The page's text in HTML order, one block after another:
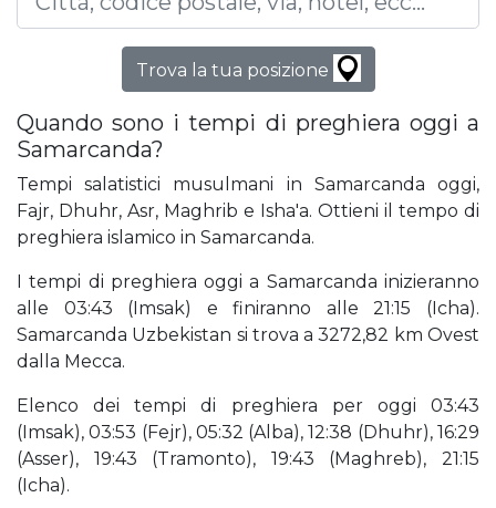
Trova la tua posizione
Quando sono i tempi di preghiera oggi a
Samarcanda?
Tempi salatistici musulmani in Samarcanda oggi,
Fajr, Dhuhr, Asr, Maghrib e Isha'a. Ottieni il tempo di
preghiera islamico in Samarcanda.
I tempi di preghiera oggi a Samarcanda inizieranno
alle 03:43 (Imsak) e finiranno alle 21:15 (Icha).
Samarcanda Uzbekistan si trova a 3272,82 km Ovest
dalla Mecca.
Elenco dei tempi di preghiera per oggi 03:43
(Imsak), 03:53 (Fejr), 05:32 (Alba), 12:38 (Dhuhr), 16:29
(Asser), 19:43 (Tramonto), 19:43 (Maghreb), 21:15
(Icha).